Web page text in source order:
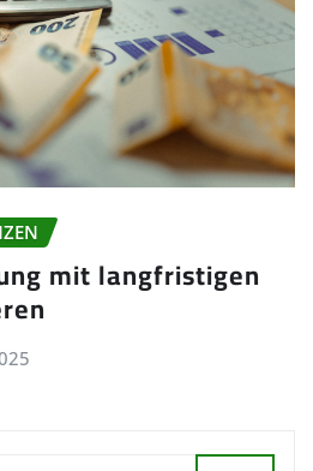
mit langfristigen